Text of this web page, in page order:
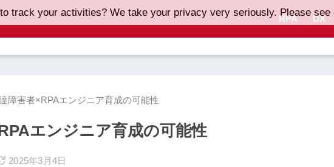
RPA DX
障害者×RPAエンジニア育成の可能性
エンジニア育成の可能性
2025年3月4日
track your activities? We take your privacy very seriously. Please